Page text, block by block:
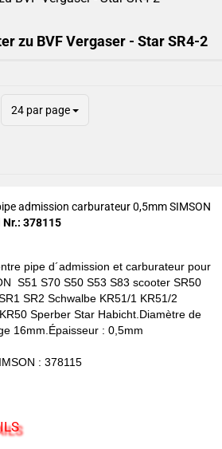
zu BVF Vergaser - Star SR4-2
24 par page
admission carburateur 0,5mm SIMSON
378115
pipe d´admission et carburateur pour
S51 S70 S50 S53 S83 scooter SR50
SR2 Schwalbe KR51/1 KR51/2
KR50 Sperber Star Habicht.Diamètre de
16mm.Épaisseur : 0,5mm
: 378115